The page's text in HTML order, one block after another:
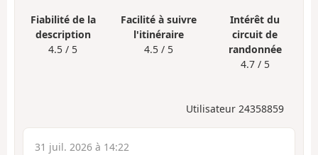
Fiabilité de la
description
4.5 / 5
Facilité à suivre
l'itinéraire
4.5 / 5
Intérêt du
circuit de
randonnée
4.7 / 5
Utilisateur 24358859
31 juil. 2026 à 14:22